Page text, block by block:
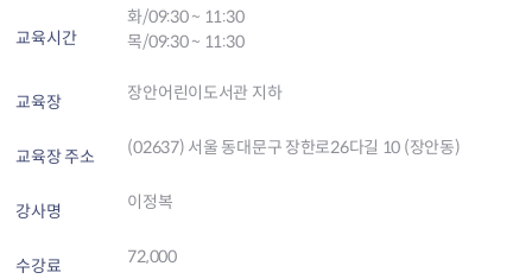
교육시간
화/09:30 ~ 11:30
목/09:30 ~ 11:30
교육장 장안어린이도서관 지하
교육장 주소 (02637) 서울 동대문구 장한로26다길 10 (장안동)
강사명 이정복
수강료 72,000